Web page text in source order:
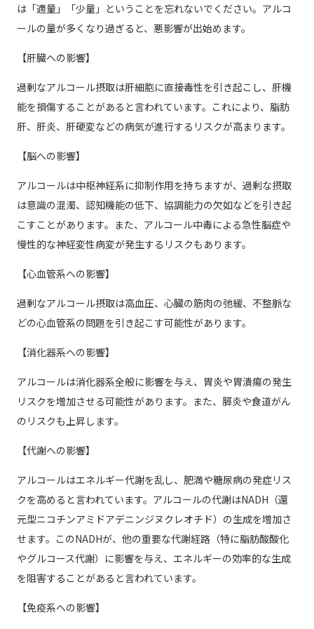
は「適量」「少量」ということを忘れないでください。アルコ
ールの量が多くなり過ぎると、悪影響が出始めます。
【肝臓への影響】
過剰なアルコール摂取は肝細胞に直接毒性を引き起こし、肝機
能を損傷することがあると言われています。これにより、脂肪
肝、肝炎、肝硬変などの病気が進行するリスクが高まります。
【脳への影響】
アルコールは中枢神経系に抑制作用を持ちますが、過剰な摂取
は意識の混濁、認知機能の低下、協調能力の欠如などを引き起
こすことがあります。また、アルコール中毒による急性脳症や
慢性的な神経変性病変が発生するリスクもあります。
【心血管系への影響】
過剰なアルコール摂取は高血圧、心臓の筋肉の弛緩、不整脈な
どの心血管系の問題を引き起こす可能性があります。
【消化器系への影響】
アルコールは消化器系全般に影響を与え、胃炎や胃潰瘍の発生
リスクを増加させる可能性があります。また、膵炎や食道がん
のリスクも上昇します。
【代謝への影響】
アルコールはエネルギー代謝を乱し、肥満や糖尿病の発症リス
クを高めると言われています。アルコールの代謝はNADH（還
元型ニコチンアミドアデニンジヌクレオチド）の生成を増加さ
せます。このNADHが、他の重要な代謝経路（特に脂肪酸酸化
やグルコース代謝）に影響を与え、エネルギーの効率的な生成
を阻害することがあると言われています。
【免疫系への影響】